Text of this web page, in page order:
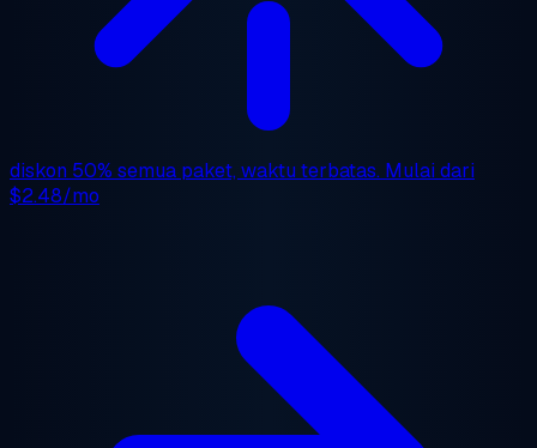
diskon 50% semua paket, waktu terbatas. Mulai dari
$2.48/mo